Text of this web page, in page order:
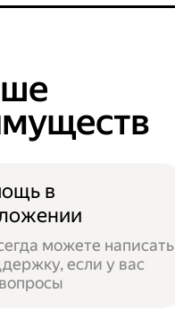
в
можете написать
если у вас